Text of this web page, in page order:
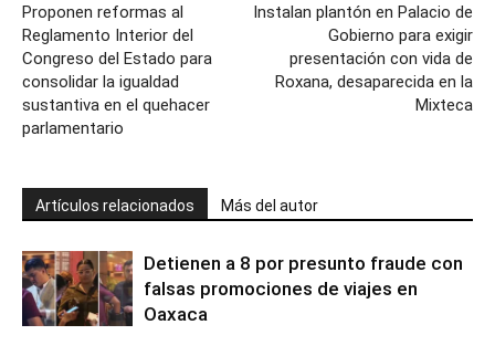
Proponen reformas al
Reglamento Interior del
Congreso del Estado para
consolidar la igualdad
sustantiva en el quehacer
parlamentario
Instalan plantón en Palacio de
Gobierno para exigir
presentación con vida de
Roxana, desaparecida en la
Mixteca
Artículos relacionados Más del autor
Detienen a 8 por presunto fraude con
falsas promociones de viajes en
Oaxaca